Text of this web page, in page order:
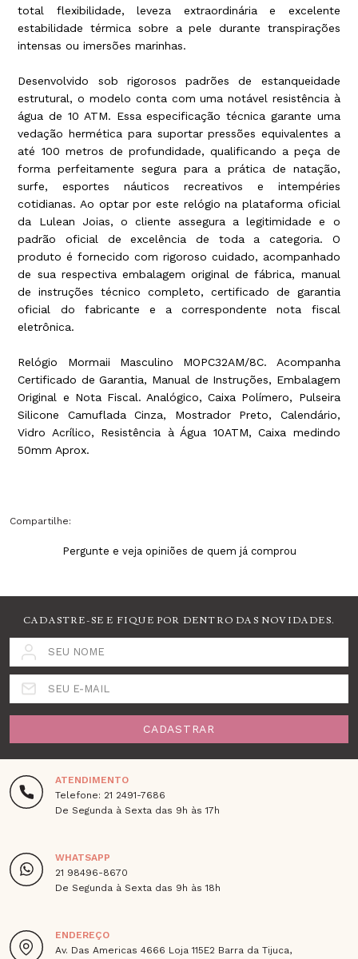
total flexibilidade, leveza extraordinária e excelente
estabilidade térmica sobre a pele durante transpirações
intensas ou imersões marinhas.
Desenvolvido sob rigorosos padrões de estanqueidade
estrutural, o modelo conta com uma notável resistência à
água de 10 ATM. Essa especificação técnica garante uma
vedação hermética para suportar pressões equivalentes a
até 100 metros de profundidade, qualificando a peça de
forma perfeitamente segura para a prática de natação,
surfe, esportes náuticos recreativos e intempéries
cotidianas. Ao optar por este relógio na plataforma oficial
da Lulean Joias, o cliente assegura a legitimidade e o
padrão oficial de excelência de toda a categoria. O
produto é fornecido com rigoroso cuidado, acompanhado
de sua respectiva embalagem original de fábrica, manual
de instruções técnico completo, certificado de garantia
oficial do fabricante e a correspondente nota fiscal
eletrônica.
Relógio Mormaii Masculino MOPC32AM/8C. Acompanha
Certificado de Garantia, Manual de Instruções, Embalagem
Original e Nota Fiscal. Analógico, Caixa Polímero, Pulseira
Silicone Camuflada Cinza, Mostrador Preto, Calendário,
Vidro Acrílico, Resistência à Água 10ATM, Caixa medindo
50mm Aprox.
Compartilhe:
Pergunte e veja opiniões de quem já comprou
CADASTRE-SE E FIQUE POR DENTRO DAS NOVIDADES.
SEU NOME
SEU E-MAIL
CADASTRAR
ATENDIMENTO
Telefone: 21 2491-7686
De Segunda à Sexta das 9h às 17h
WHATSAPP
21 98496-8670
De Segunda à Sexta das 9h às 18h
ENDEREÇO
Av. Das Americas 4666 Loja 115E2 Barra da Tijuca,